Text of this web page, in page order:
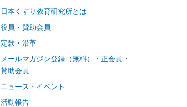
日本くすり教育研究所とは
役員・賛助会員
定款・沿革
メールマガジン登録（無料）・正会員・
賛助会員
ニュース・イベント
活動報告